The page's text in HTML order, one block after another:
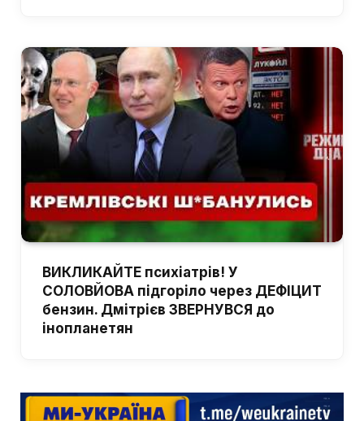
ВИКЛИКАЙТЕ психіатрів! У
СОЛОВЙОВА підгоріло через ДЕФІЦИТ
бензин. Дмітрієв ЗВЕРНУВСЯ до
інопланетян